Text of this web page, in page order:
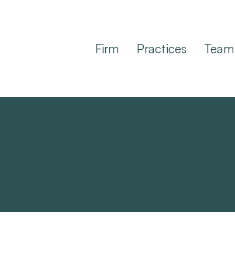
Firm Practices Team